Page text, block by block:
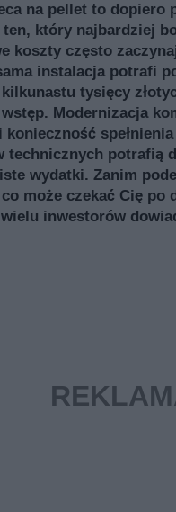
na pellet to
ten, który najbardziej
koszty często
instalacja potrafi
tysięcy
Modernizacja
konieczność
technicznych potrafią
wydatki. Zanim
może czekać Cię po
inwestorów